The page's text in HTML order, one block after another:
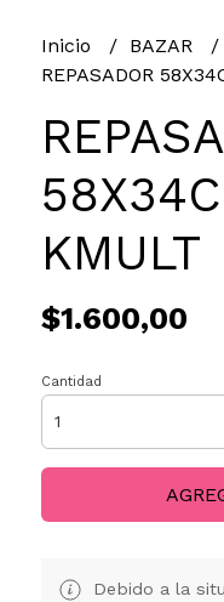
Inicio
BAZAR
REPASADOR
KMULT
$1.600,00
Cantidad
Debido a la